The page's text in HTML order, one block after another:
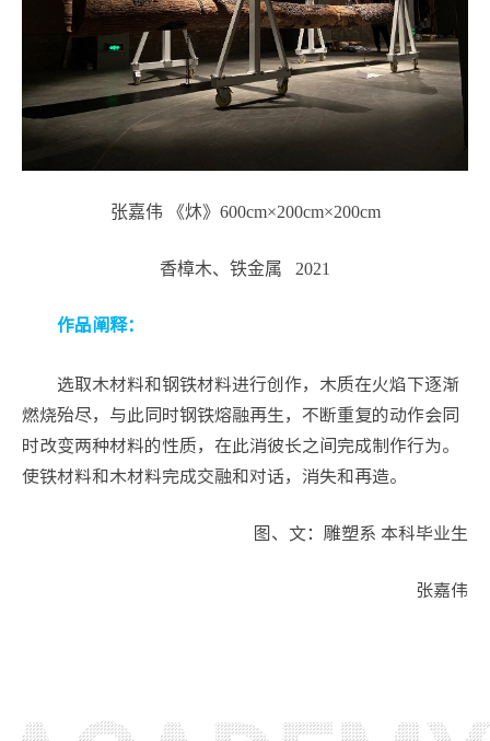
张嘉伟 《炑》600cm×200cm×200cm
香樟木、铁金属 2021
作品阐释：
选取木材料和钢铁材料进行创作，木质在火焰下逐渐
燃烧殆尽，与此同时钢铁熔融再生，不断重复的动作会同
时改变两种材料的性质，在此消彼长之间完成制作行为。
使铁材料和木材料完成交融和对话，消失和再造。
图、文：雕塑系 本科毕业生
张嘉伟